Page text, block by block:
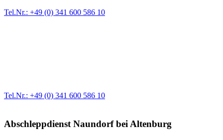
Tel.Nr.: +49 (0) 341 600 586 10
Tel.Nr.: +49 (0) 341 600 586 10
Abschleppdienst Naundorf bei Altenburg